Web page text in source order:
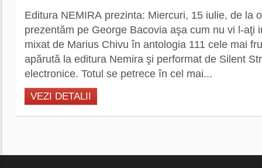
Editura NEMIRA prezinta: Miercuri, 15 iulie, de la
prezentăm pe George Bacovia aşa cum nu vi l-aţi
mixat de Marius Chivu în antologia 111 cele mai
apărută la editura Nemira şi performat de Silent
electronice. Totul se petrece în cel mai...
VEZI DETALII